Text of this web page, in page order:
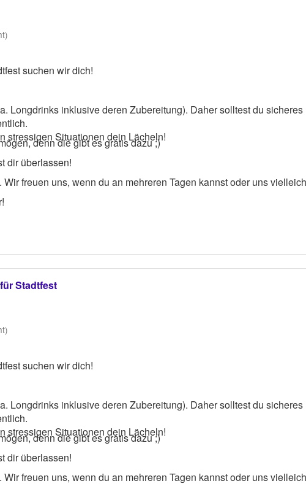
suchen wir dich!
Longdrinks inklusive deren Zubereitung). Daher solltest du
stressigen Situationen dein Lächeln!
denn die gibt es gratis dazu ;)
dir überlassen!
freuen uns, wenn du an mehreren Tagen kannst oder uns
Stadtfest
suchen wir dich!
Longdrinks inklusive deren Zubereitung). Daher solltest du
stressigen Situationen dein Lächeln!
denn die gibt es gratis dazu ;)
dir überlassen!
freuen uns, wenn du an mehreren Tagen kannst oder uns